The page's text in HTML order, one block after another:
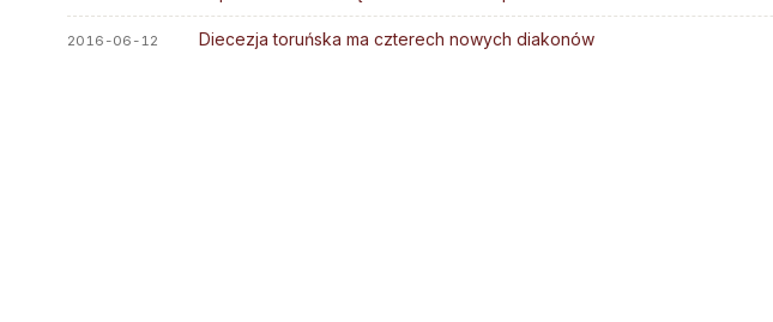
2016-06-12 Diecezja toruńska ma czterech nowych diakonów